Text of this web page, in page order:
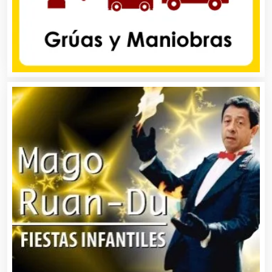
Cámaras de Comercio
Camiones para Fletes
Cancelería de Aluminio
Capacitación
Carnicerías